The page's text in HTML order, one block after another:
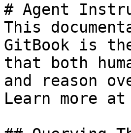
# Agent
This
GitBook is
that both
and reason
Learn more